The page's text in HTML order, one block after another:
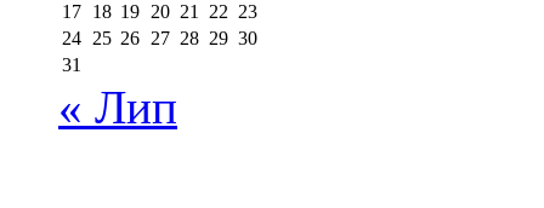
17 18 19 20 21 22 23
24 25 26 27 28 29 30
31
« Лип